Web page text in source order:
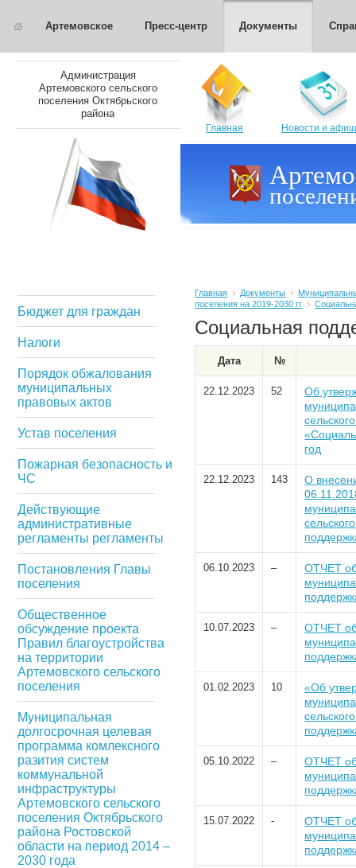
Артемовское Пресс-центр Документы
Администрация
Артемовского сельского
поселения Октябрьского
района
Главная Новости и
Бюджет для граждан
Налоги
Порядок обжалования
муниципальных
правовых актов
Устав поселения
Пожарная безопасность и
ЧС
Действующие
административные
регламенты регламенты
Постановления Главы
поселения
Общественное
обсуждение проекта
Правил благоустройства
на территории
Артемовского сельского
поселения
Муниципальная
долгосрочная целевая
программа комлексного
разития систем
коммунальной
инфраструктуры
Артемовского сельского
поселения Октябрьского
района Ростовской
области на период 2014 –
2030 года
Главная Документы
поселения на 2019-2030 гг
Социальная
Дата №
22.12.2023 52
Об
год
22.12.2023 143
О
06.10.2023 –
ОТЧЕТ об
10.07.2023 –
ОТЧЕТ об
01.02.2023 10
«Об
05.10.2022 –
ОТЧЕТ об
15.07.2022 -
ОТЧЕТ об